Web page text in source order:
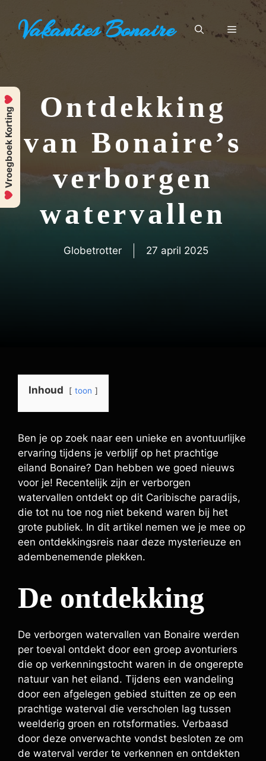
naarVakanties Bonaire Menu
Ontdekking
van Bonaire’s
verborgen
watervallen
Globetrotter 27 april 2025
Inhoud toon
Ben je op zoek naar een unieke en avontuurlijke
ervaring tijdens je verblijf op het prachtige
eiland Bonaire? Dan hebben we goed nieuws
voor je! Recentelijk zijn er verborgen
watervallen ontdekt op dit Caribische paradijs,
die tot nu toe nog niet bekend waren bij het
grote publiek. In dit artikel nemen we je mee op
een ontdekkingsreis naar deze mysterieuze en
adembenemende plekken.
De ontdekking
De verborgen watervallen van Bonaire werden
per toeval ontdekt door een groep avonturiers
die op verkenningstocht waren in de ongerepte
natuur van het eiland. Tijdens een wandeling
door een afgelegen gebied stuitten ze op een
prachtige waterval die verscholen lag tussen
weelderig groen en rotsformaties. Verbaasd
door deze onverwachte vondst besloten ze om
de waterval verder te verkennen en ontdekten
Vroegboek Korting